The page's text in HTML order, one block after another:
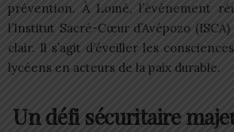
prévention. À Lomé, l’événement
l’Institut Sacré-Cœur d’Avépozo
clair. Il s’agit d’éveiller les
lycéens en acteurs de la paix durable.
Un défi sécuritaire